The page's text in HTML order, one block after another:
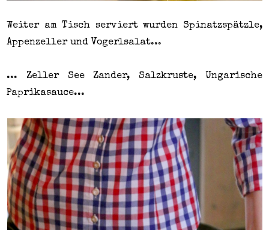
Weiter am Tisch serviert wurden Spinatzspätzle,
Appenzeller und Vogerlsalat...
... Zeller See Zander, Salzkruste, Ungarische
Paprikasauce...